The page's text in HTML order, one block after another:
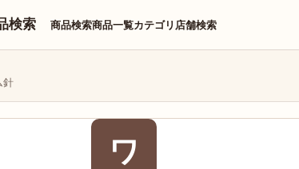
検索 商品検索商品一覧カテゴリ 店舗検索
針
ワ